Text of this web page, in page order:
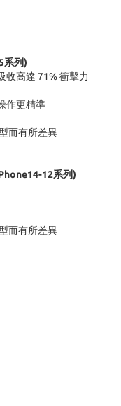
系列)
收高達 71%衝擊力
作更精準
而有所差異
12系列)
而有所差異